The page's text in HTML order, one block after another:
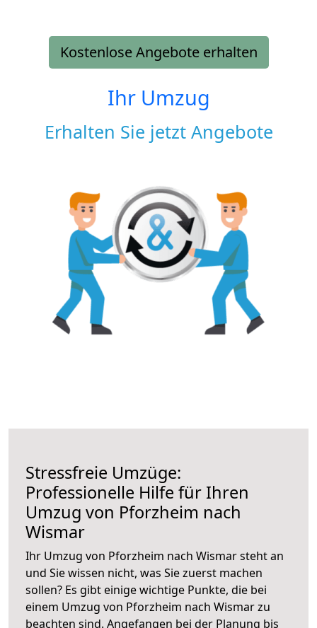
Kostenlose Angebote erhalten
Ihr Umzug
Erhalten Sie jetzt Angebote
Stressfreie Umzüge:
Professionelle Hilfe für Ihren
Umzug von Pforzheim nach
Wismar
Ihr Umzug von Pforzheim nach Wismar steht an
und Sie wissen nicht, was Sie zuerst machen
sollen? Es gibt einige wichtige Punkte, die bei
einem Umzug von Pforzheim nach Wismar zu
beachten sind. Angefangen bei der Planung bis